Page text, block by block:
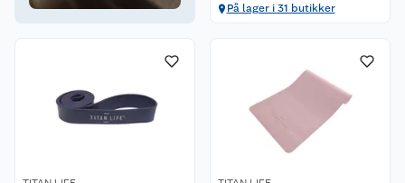
På lager i 31 butikker